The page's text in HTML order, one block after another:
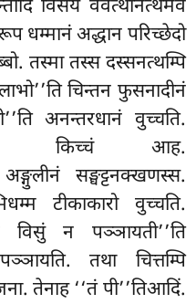
विसय ववत्थानत्थमेव
धम्मानं अद्धान परिच्छेदो
तस्मा तस्स दस्सनत्थम्पि
चिन्तन फुसनादीनं
अनन्तरधानं वुच्चति.
जरा किच्चं आह.
अङ्गुलीनं सङ्घट्टनक्खणस्स.
टीकाकारो वुच्चति.
विसुं न पञ्ञायती’’ति
तथा चित्तम्पि
तेनाह ‘‘तं पी’’तिआदिं.